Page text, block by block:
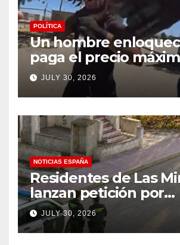
POLÍTICA
Un hombre
paga el precio
después de llevar
a un tiroteo con
condado de Los
(VIDEO) * The
Pundit * por Cullen
Linebarger
JULY 30, 2026
NOTICIAS ESPAÑA
Residentes de Las
lanzan petición por
disminución
servicios básicos – The
Leader
JULY 30, 2026